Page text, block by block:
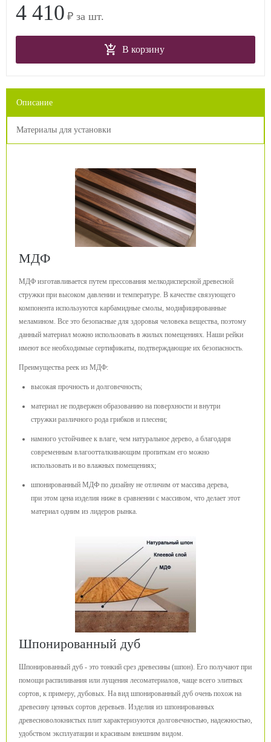
4 410 ₽ за шт.
В корзину
Описание
Материалы для установки
МДФ
МДФ изготавливается путем прессования мелкодисперсной древесной
стружки при высоком давлении и температуре. В качестве связующего
компонента используются карбамидные смолы, модифицированные
меламином. Все это безопасные для здоровья человека вещества, поэтому
данный материал можно использовать в жилых помещениях. Наши рейки
имеют все необходимые сертификаты, подтверждающие их безопасность.
Преимущества реек из МДФ:
высокая прочность и долговечность;
материал не подвержен образованию на поверхности и внутри
стружки различного рода грибков и плесени;
намного устойчивее к влаге, чем натуральное дерево, а благодаря
современным влагоотталкивающим пропиткам его можно
использовать и во влажных помещениях;
шпонированный МДФ по дизайну не отличим от массива дерева,
при этом цена изделия ниже в сравнении с массивом, что делает этот
материал одним из лидеров рынка.
Шпонированный дуб
Шпонированный дуб - это тонкий срез древесины (шпон). Его получают при
помощи распиливания или лущения лесоматериалов, чаще всего элитных
сортов, к примеру, дубовых. На вид шпонированный дуб очень похож на
древесину ценных сортов деревьев. Изделия из шпонированных
древесноволокнистых плит характеризуются долговечностью, надежностью,
удобством эксплуатации и красивым внешним видом.